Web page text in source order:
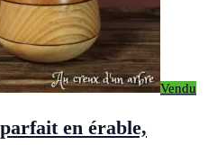
Vendu
en érable,